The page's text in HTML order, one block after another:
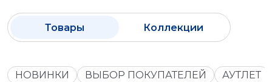
Товары Коллекции
НОВИНКИ ВЫБОР ПОКУПАТЕЛЕЙ АУТЛЕТ